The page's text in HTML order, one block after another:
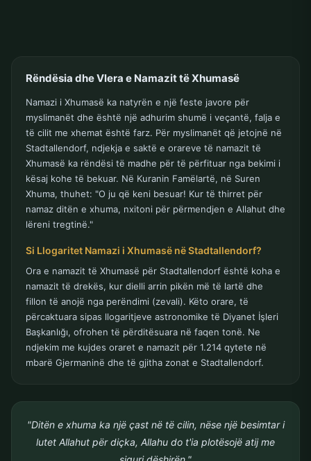
Rëndësia dhe Vlera e Namazit të Xhumasë
Namazi i Xhumasë ka natyrën e një feste javore për
myslimanët dhe është një adhurim shumë i veçantë, falja e
të cilit me xhemat është farz. Për myslimanët që jetojnë në
Stadtallendorf, ndjekja e saktë e orareve të namazit të
Xhumasë ka rëndësi të madhe për të përfituar nga bekimi i
kësaj kohe të bekuar. Në Kuranin Famëlartë, në Suren
Xhuma, thuhet: "O ju që keni besuar! Kur të thirret për
namaz ditën e xhuma, nxitoni për përmendjen e Allahut dhe
lëreni tregtinë."
Si Llogaritet Namazi i Xhumasë në Stadtallendorf?
Ora e namazit të Xhumasë për Stadtallendorf është koha e
namazit të drekës, kur dielli arrin pikën më të lartë dhe
fillon të anojë nga perëndimi (zevali). Këto orare, të
përcaktuara sipas llogaritjeve astronomike të Diyanet İşleri
Başkanlığı, ofrohen të përditësuara në faqen tonë. Ne
ndjekim me kujdes oraret e namazit për 1.214 qytete në
mbarë Gjermaninë dhe të gjitha zonat e Stadtallendorf.
"Ditën e xhuma ka një çast në të cilin, nëse një besimtar i
lutet Allahut për diçka, Allahu do t'ia plotësojë atij me